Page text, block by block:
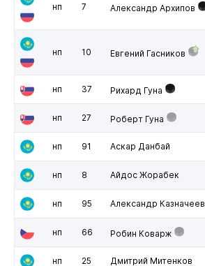
нп 7 Александр Архипов
нп 10 Евгений Гасников
нп 37 Рихард Гуна
нп 27 Роберт Гуна
нп 91 Аскар Данбай
нп 8 Айдос Жорабек
нп 95 Александр Казначеев
нп 66 Робин Коварж
нп 25 Дмитрий Митенков